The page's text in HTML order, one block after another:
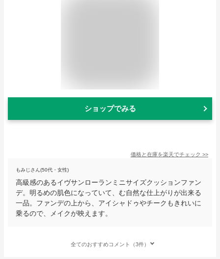
ショップでみる
価格と在庫を楽天でチェック >>
もみじさん(50代・女性)
高級感のあるイヴサンローランミニサイズクッションファン
デ。明るめの肌色になっていて、む自然な仕上がりが出来る
一品。ファンデの上から、アイシャドゥやチークもきれいに
乗るので、メイクが映えます。
全てのおすすめコメント（3件）